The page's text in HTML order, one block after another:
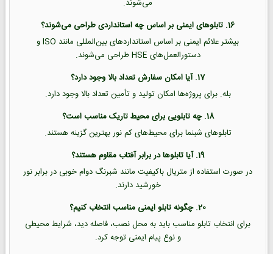
می‌شوند.
16. تابلوهای ایمنی بر اساس چه استانداردی طراحی می‌شوند؟
بیشتر علائم ایمنی بر اساس استانداردهای بین‌المللی مانند ISO و
دستورالعمل‌های HSE طراحی می‌شوند.
17. آیا امکان سفارش تعداد بالا وجود دارد؟
بله. برای پروژه‌ها امکان تولید و تأمین تعداد بالا وجود دارد.
18. چه تابلویی برای محیط تاریک مناسب است؟
تابلوهای شبنما برای محیط‌های کم نور بهترین گزینه هستند.
19. آیا تابلوها در برابر آفتاب مقاوم هستند؟
در صورت استفاده از متریال باکیفیت مانند شبرنگ دوام خوبی در برابر نور
خورشید دارند.
20. چگونه تابلو ایمنی مناسب انتخاب کنیم؟
برای انتخاب تابلو مناسب باید به محل نصب، فاصله دید، شرایط محیطی
و نوع پیام ایمنی توجه کرد.